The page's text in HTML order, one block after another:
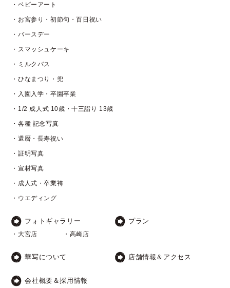
・ベビーアート
・お宮参り・初節句・百日祝い
・バースデー
・スマッシュケーキ
・ミルクバス
・ひなまつり・兜
・入園入学・卒園卒業
・1/2 成人式 10歳・十三詣り 13歳
・各種 記念写真
・還暦・長寿祝い
・証明写真
・宣材写真
・成人式・卒業袴
・ウエディング
フォトギャラリー
・大宮店 ・高崎店
プラン
華写について 店舗情報＆アクセス
会社概要＆採用情報